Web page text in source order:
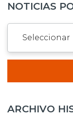
NOTICIAS
ARCHIVO